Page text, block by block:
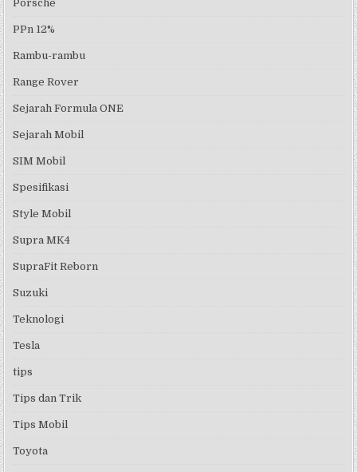
Porsche
PPn 12%
Rambu-rambu
Range Rover
Sejarah Formula ONE
Sejarah Mobil
SIM Mobil
Spesifikasi
Style Mobil
Supra MK4
SupraFit Reborn
Suzuki
Teknologi
Tesla
tips
Tips dan Trik
Tips Mobil
Toyota